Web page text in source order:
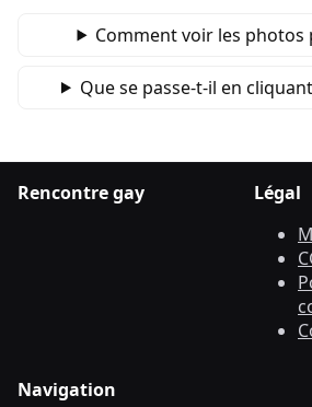
Comment voir les photos
Que se passe‑t‑il en
Rencontre gay
Légal
Navigation